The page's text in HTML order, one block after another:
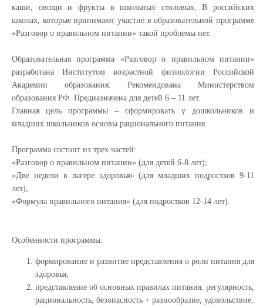
каши, овощи и фрукты в школьных столовых. В российских
школах, которые принимают участие в образовательной программе
«Разговор о правильном питании» такой проблемы нет.
Образовательная программа «Разговор о правильном питании»
разработана Институтом возрастной физиологии Российской
Академии образования. Рекомендована Министерством
образования РФ. Предназначена для детей 6 – 11 лет.
Главная цель программы – сформировать у дошкольников и
младших школьников основы рационального питания.
Программа состоит из трех частей:
«Разговор о правильном питании» (для детей 6-8 лет);
«Две недели в лагере здоровья» (для младших подростков 9-11
лет),
«Формула правильного питания» (для подростков 12-14 лет).
Особенности программы:
формирование и развитие представления о роли питания для
здоровья,
представление об основных правилах питания: регулярность,
рациональность, безопасность + разнообразие, удовольствие,